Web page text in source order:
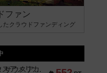
ファン
たクラウドファンディング
リワイルド：サウスアメリカ